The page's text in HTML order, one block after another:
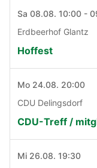
Sa 08.08. 10:00 -
Erdbeerhof Glantz
Hoffest
Mo 24.08. 20:00
CDU Delingsdorf
CDU-Treff /
Mi 26.08. 19:30